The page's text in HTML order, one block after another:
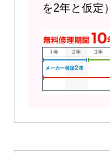
を2年と仮定）